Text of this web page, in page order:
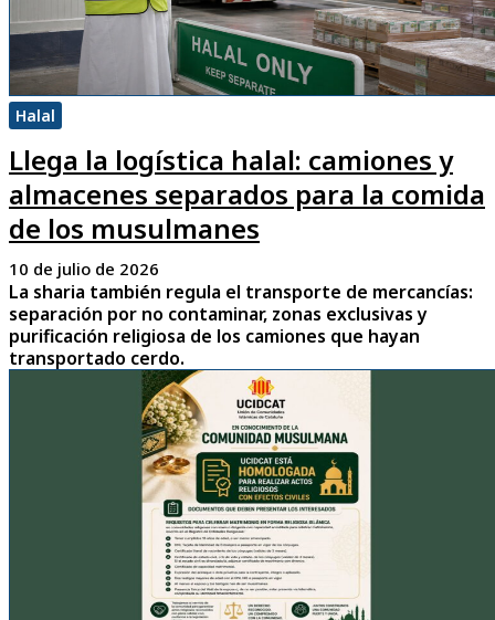
Halal
Llega la logística halal: camiones y
almacenes separados para la comida
de los musulmanes
10 de julio de 2026
La sharia también regula el transporte de mercancías:
separación por no contaminar, zonas exclusivas y
purificación religiosa de los camiones que hayan
transportado cerdo.